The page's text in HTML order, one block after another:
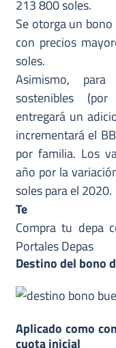
213 800 soles.
Se otorga un
con precios
soles.
Asimismo,
sostenibles
entregará un
incrementará el
por familia. Los
año por la
soles para el 2020.
Te
Compra tu depa
Portales Depas
Destino del bono
Aplicado como
cuota inicial